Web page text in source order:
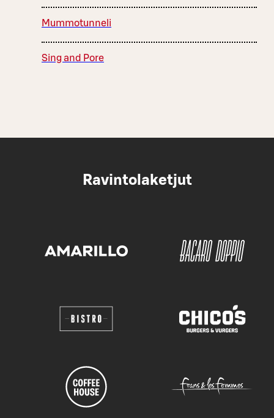
Mummotunneli
Sing and Pore
Ravintolaketjut